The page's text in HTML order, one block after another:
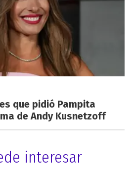
que pidió Pampita
de Andy Kusnetzoff
interesar